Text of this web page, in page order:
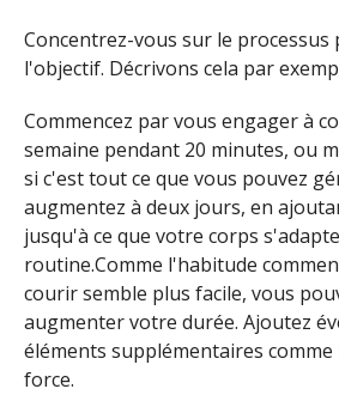
Concentrez-vous sur le
l'objectif. Décrivons cela par
Commencez par vous engager à
semaine pendant 20 minutes, ou
si c'est tout ce que vous pouvez
augmentez à deux jours, en
jusqu'à ce que votre corps
routine.Comme l'habitude
courir semble plus facile, vous
augmenter votre durée. Ajoutez
éléments supplémentaires comme
force.